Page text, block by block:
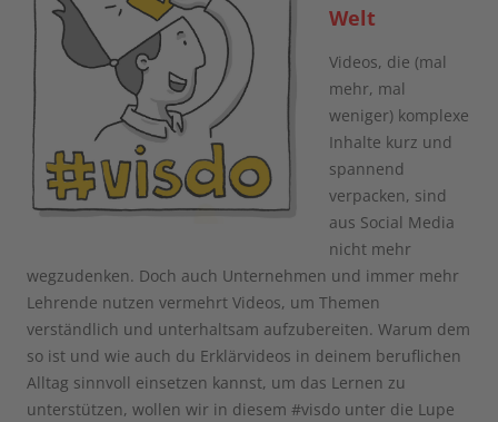
Welt
Videos, die (mal
mehr, mal
weniger) komplexe
Inhalte kurz und
spannend
verpacken, sind
aus Social Media
nicht mehr
wegzudenken. Doch auch Unternehmen und immer mehr
Lehrende nutzen vermehrt Videos, um Themen
verständlich und unterhaltsam aufzubereiten. Warum dem
so ist und wie auch du Erklärvideos in deinem beruflichen
Alltag sinnvoll einsetzen kannst, um das Lernen zu
unterstützen, wollen wir in diesem #visdo unter die Lupe